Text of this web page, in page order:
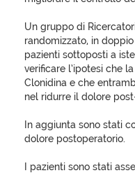
Un gruppo di
randomizzato, in
pazienti sottoposti a
verificare l’ipotesi che
Clonidina e che
nel ridurre il dolore
In aggiunta sono stati
dolore postoperatorio.
I pazienti sono stati